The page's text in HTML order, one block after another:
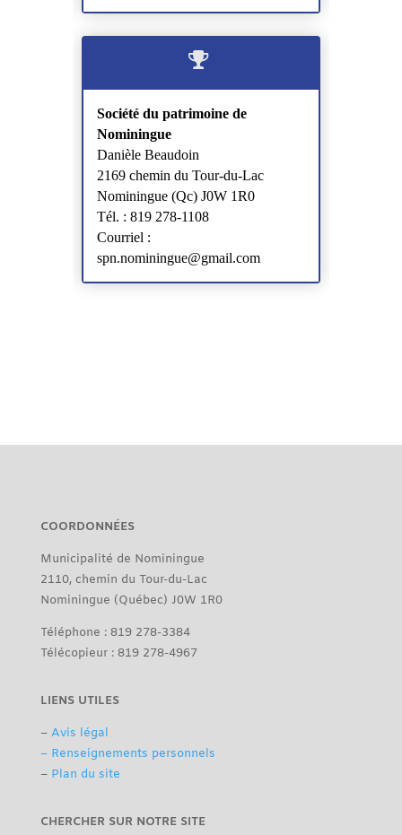
Société du patrimoine de
Nominingue
Danièle Beaudoin
2169 chemin du Tour-du-Lac
Nominingue (Qc) J0W 1R0
Tél. : 819 278-1108
Courriel :
spn.nominingue@gmail.com
COORDONNÉES
Municipalité de Nominingue
2110, chemin du Tour-du-Lac
Nominingue (Québec) J0W 1R0
Téléphone : 819 278-3384
Télécopieur : 819 278-4967
LIENS UTILES
– Avis légal
– Renseignements personnels
– Plan du site
CHERCHER SUR NOTRE SITE